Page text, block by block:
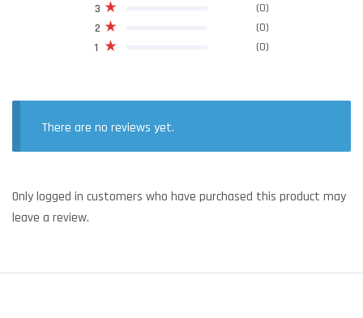
1 (0)
2 (0)
3 (0)
There are no reviews yet.
Only logged in customers who have purchased this product may
leave a review.